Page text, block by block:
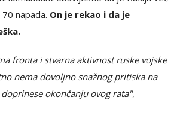
napada. On je rekao i da je
fronta i stvarna aktivnost ruske vojske
nema dovoljno snažnog pritiska na
okončanju ovog rata",